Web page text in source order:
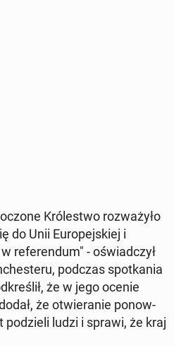
Kró­le­stwo roz­wa­ży­ło
do Unii Eu­ro­pej­skiej i
re­fe­ren­dum" - oświad­czył
podczas spo­tka­nia
że w jego ocenie
że otwie­ra­nie po­now­
ludzi i sprawi, że kraj